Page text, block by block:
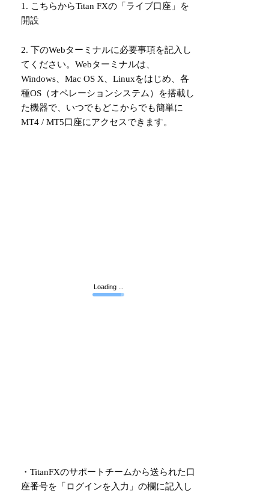
1. こちらからTitan FXの「ライブ口座」を
開設
2. 下のWebターミナルに必要事項を記入し
てください。Webターミナルは、
Windows、Mac OS X、Linuxをはじめ、各
種OS（オペレーションシステム）を搭載し
た機器で、いつでもどこからでも簡単に
MT4 / MT5口座にアクセスできます。
・TitanFXのサポートチームから送られた口
座番号を「ログインを入力」の欄に記入し